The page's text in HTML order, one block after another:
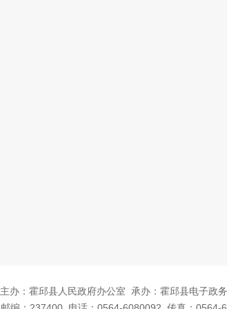
主办：霍邱县人民政府办公室
承办：霍邱县电子政